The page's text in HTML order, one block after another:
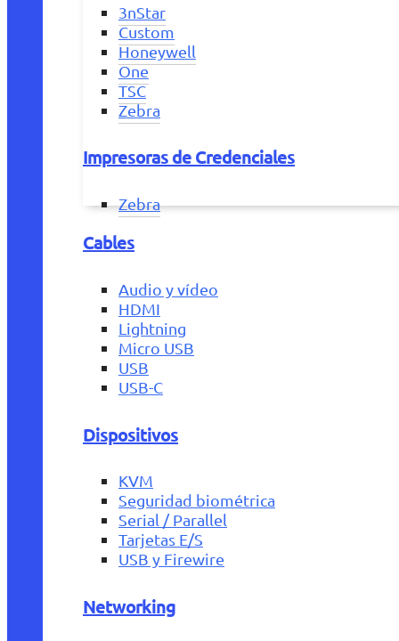
3nStar
Custom
Honeywell
One
TSC
Zebra
Impresoras de Credenciales
Zebra
Cables
Audio y vídeo
HDMI
Lightning
Micro USB
USB
USB-C
Dispositivos
KVM
Seguridad biométrica
Serial / Parallel
Tarjetas E/S
USB y Firewire
Networking